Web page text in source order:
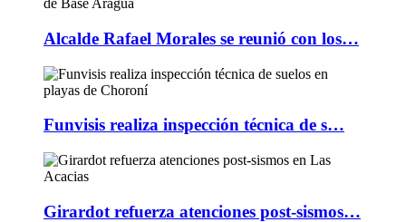
Alcalde Rafael Morales se reunió con los…
Funvisis realiza inspección técnica de s…
Girardot refuerza atenciones post-sismos…